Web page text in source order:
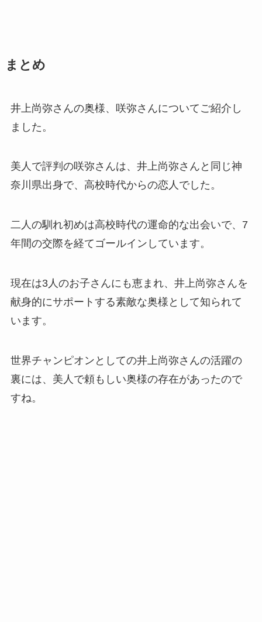
まとめ
井上尚弥さんの奥様、咲弥さんについてご紹介し
ました。
美人で評判の咲弥さんは、井上尚弥さんと同じ神
奈川県出身で、高校時代からの恋人でした。
二人の馴れ初めは高校時代の運命的な出会いで、7
年間の交際を経てゴールインしています。
現在は3人のお子さんにも恵まれ、井上尚弥さんを
献身的にサポートする素敵な奥様として知られて
います。
世界チャンピオンとしての井上尚弥さんの活躍の
裏には、美人で頼もしい奥様の存在があったので
すね。